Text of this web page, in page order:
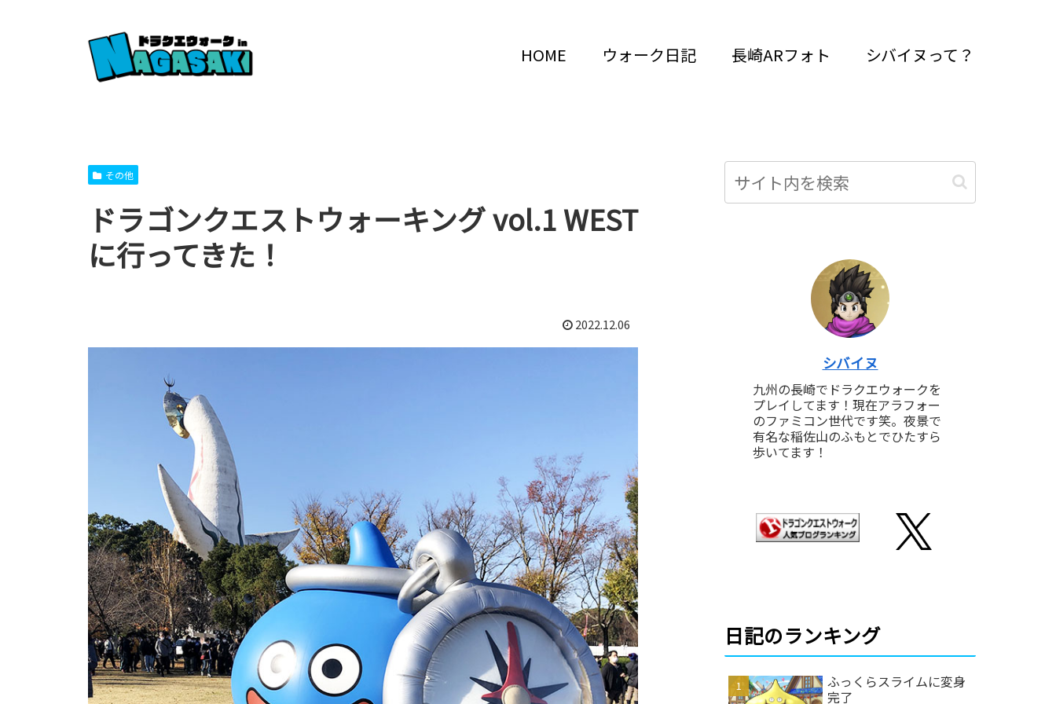
HOME ウォーク日記 長崎ARフォト シバイヌって？
その他
ドラゴンクエストウォーキング vol.1 WEST
に行ってきた！
2022.12.06
シバイヌ
九州の長崎でドラクエウォークを
プレイしてます！現在アラフォー
のファミコン世代です笑。夜景で
有名な稲佐山のふもとでひたすら
歩いてます！
日記のランキング
ふっくらスライムに変身
完了